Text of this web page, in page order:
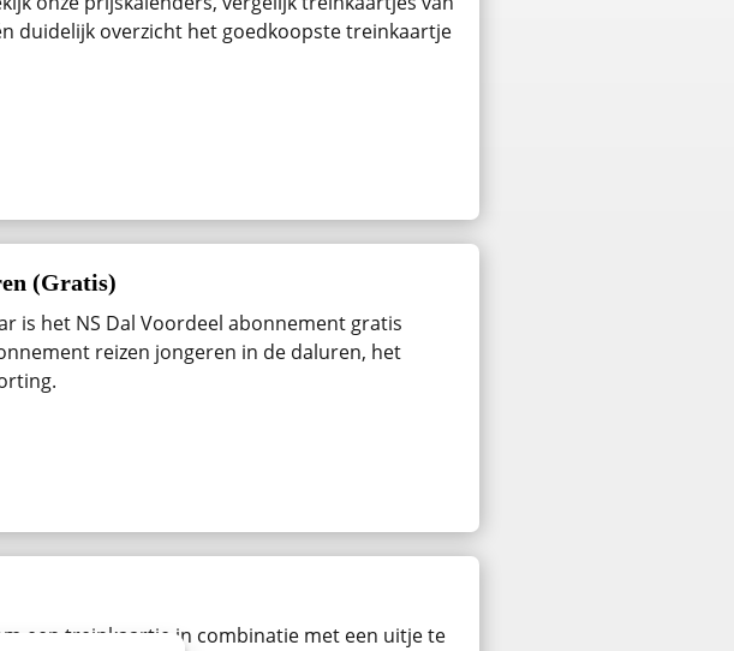
duidelijk overzicht het goedkoopste treinkaartje
(Gratis)
is het NS Dal Voordeel abonnement gratis
reizen jongeren in de daluren, het
een treinkaartje in combinatie met een uitje te